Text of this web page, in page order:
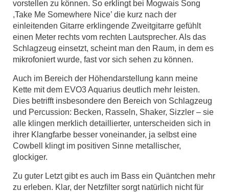
vorstellen zu können. So erklingt bei Mogwais Song
,Take Me Somewhere Nice’ die kurz nach der
einleitenden Gitarre erklingende Zweitgitarre gefühlt
einen Meter rechts vom rechten Lautsprecher. Als das
Schlagzeug einsetzt, scheint man den Raum, in dem es
mikrofoniert wurde, fast vor sich sehen zu können.
Auch im Bereich der Höhendarstellung kann meine
Kette mit dem EVO3 Aquarius deutlich mehr leisten.
Dies betrifft insbesondere den Bereich von Schlagzeug
und Percussion: Becken, Rasseln, Shaker, Sizzler – sie
alle klingen merklich detaillierter, unterscheiden sich in
ihrer Klangfarbe besser voneinander, ja selbst eine
Cowbell klingt im positiven Sinne metallischer,
glockiger.
Zu guter Letzt gibt es auch im Bass ein Quäntchen mehr
zu erleben. Klar, der Netzﬁlter sorgt natürlich nicht für